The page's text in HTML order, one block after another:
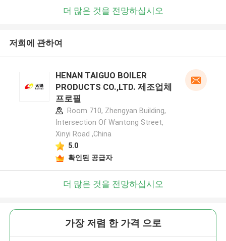
더 많은 것을 전망하십시오
저희에 관하여
HENAN TAIGUO BOILER
PRODUCTS CO.,LTD. 제조업체
프로필
Room 710, Zhengyan Building,
Intersection Of Wantong Street,
Xinyi Road ,China
5.0
확인된 공급자
더 많은 것을 전망하십시오
가장 저렴 한 가격 으로